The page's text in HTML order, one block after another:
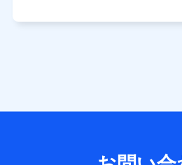
個人データは、こちら の利用目的
用します。
サービス提供等を通じて取得した